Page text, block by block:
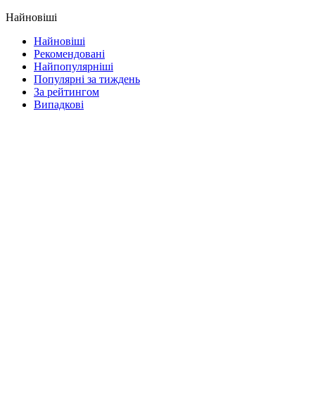
Найновіші
Найновіші
Рекомендовані
Найпопулярніші
Популярні за тиждень
За рейтингом
Випадкові